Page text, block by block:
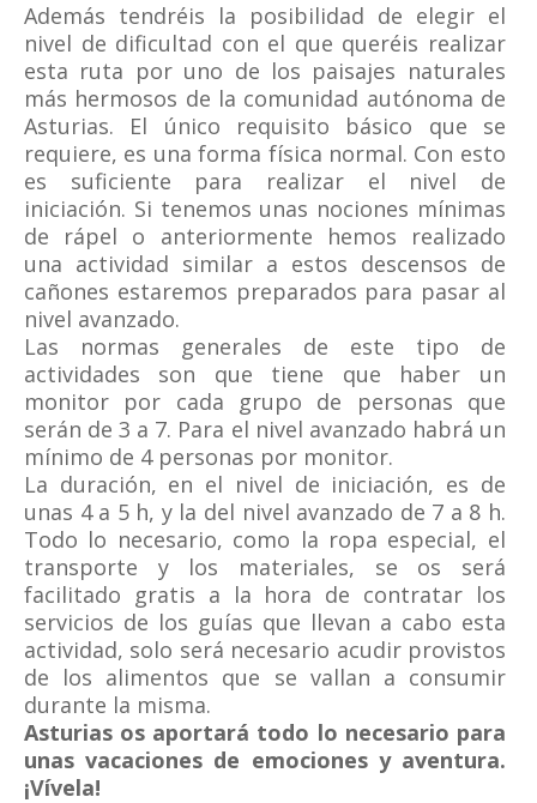
Además tendréis la posibilidad de elegir el
nivel de dificultad con el que queréis realizar
esta ruta por uno de los paisajes naturales
más hermosos de la comunidad autónoma de
Asturias. El único requisito básico que se
requiere, es una forma física normal. Con esto
es suficiente para realizar el nivel de
iniciación. Si tenemos unas nociones mínimas
de rápel o anteriormente hemos realizado
una actividad similar a estos descensos de
cañones estaremos preparados para pasar al
nivel avanzado.
Las normas generales de este tipo de
actividades son que tiene que haber un
monitor por cada grupo de personas que
serán de 3 a 7. Para el nivel avanzado habrá un
mínimo de 4 personas por monitor.
La duración, en el nivel de iniciación, es de
unas 4 a 5 h, y la del nivel avanzado de 7 a 8 h.
Todo lo necesario, como la ropa especial, el
transporte y los materiales, se os será
facilitado gratis a la hora de contratar los
servicios de los guías que llevan a cabo esta
actividad, solo será necesario acudir provistos
de los alimentos que se vallan a consumir
durante la misma.
Asturias os aportará todo lo necesario para
unas vacaciones de emociones y aventura.
¡Vívela!